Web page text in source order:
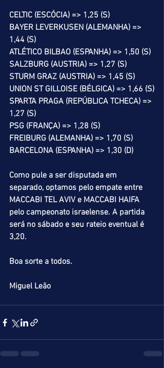
CELTIC (ESCÓCIA) => 1,25 (S)
BAYER LEVERKUSEN (ALEMANHA) =>
1,44 (S)
ATLÉTICO BILBAO (ESPANHA) => 1,50 (S)
SALZBURG (AUSTRIA) => 1,27 (S)
STURM GRAZ (AUSTRIA) => 1,45 (S)
UNION ST GILLOISE (BÉLGICA) => 1,66 (S)
SPARTA PRAGA (REPÚBLICA TCHECA) =>
1,27 (S)
PSG (FRANÇA) => 1,28 (S)
FREIBURG (ALEMANHA) => 1,70 (S)
BARCELONA (ESPANHA) => 1,30 (D)
Como pule a ser disputada em
separado, optamos pelo empate entre
MACCABI TEL AVIV e MACCABI HAIFA
pelo campeonato israelense. A partida
será no sábado e seu rateio eventual é
3,20.
Boa sorte a todos.
Miguel Leão